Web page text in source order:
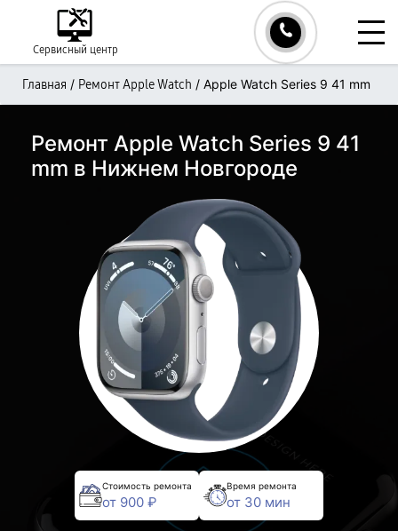
Сервисный центр
Главная / Ремонт Apple Watch / Apple Watch Series 9 41 mm
Ремонт Apple Watch Series 9 41
mm в Нижнем Новгороде
Стоимость ремонта
от 900 ₽
Время ремонта
от 30 мин